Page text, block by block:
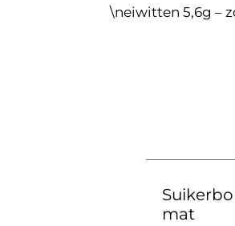
\neiwitten 5,6g –
mat